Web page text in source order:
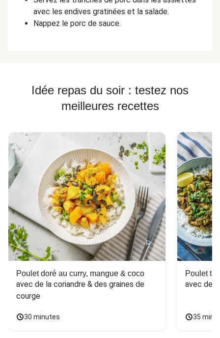
avec les endives gratinées et la salade.
Nappez le porc de sauce.
Idée repas du soir : testez nos
meilleures recettes
Poulet doré au curry, mangue & coco
avec de la coriandre & des graines de
courge
30 minutes
Poulet
avec des
35